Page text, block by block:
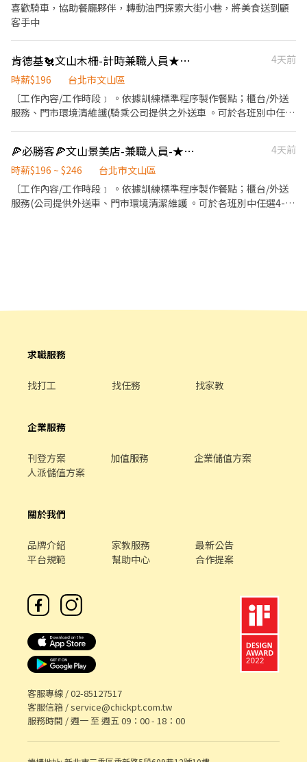
喜歡騎車，協助餐廳夥伴，轉動油門探索大街小巷，將美食送到顧
客手中
肯德基🐔文山木柵-計時兼職人員★彈性周排班★"$196-$201"-另享外送獎金
4天前
時薪$196
台北市文山區
〔工作內容/工作時段﹞ 。依據訓練標準程序製作餐點；櫃台/外送
服務、門市環境清維護(騎乘公司提供之外送車 。可於各班別中任選
次越多賺越多~~ ◆ 值班津貼：每小時20元(晉升組長後 ◆ 早、晚班
津貼：23:00-07:00（每小時享有50-80元津貼 ◆ 健檢：任職滿一年
起，公司提供年度健檢照顧你的健康 ◆ 保險：除勞、健、勞退外，
公司更為你投保團保維護你的安全 ◆ 員工用餐折扣：兼職夥伴當日
任職滿4小時，即享有85折員購折扣；組長當日任職每四小時享有乙
🍕必勝客🍕文山景美店-兼職人員-★彈性周排班★-"$196-$206"
4天前
時薪$196 ~ $246
台北市文山區
〔工作內容/工作時段﹞ 。依據訓練標準程序製作餐點；櫃台/外送
服務(公司提供外送車、門市環境清潔維護 。可於各班別中任選4-6
貼 好好享受幸福人生 ◎ 詳細工作時間於面試時告知
求職服務
找打工 找任務 找家教
企業服務
刊登方案 加值服務
企業儲值方案
人派儲值方案
關於我們
品牌介紹 家教服務
最新公告
平台規範
幫助中心 合作提案
客服專線 /02-85127517
客服信箱 /service@chickpt.com.tw
服務時間 / 週一 至 週五 09：00 - 18：00